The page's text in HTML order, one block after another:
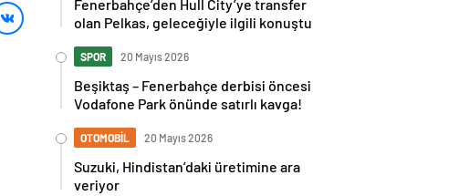
Fenerbahçe’den Hull City’ye transfer
olan Pelkas, geleceğiyle ilgili konuştu
SPOR 20 Mayıs 2026
Beşiktaş – Fenerbahçe derbisi öncesi
Vodafone Park önünde satırlı kavga!
OTOMOBİL 20 Mayıs 2026
Suzuki, Hindistan’daki üretimine ara
veriyor